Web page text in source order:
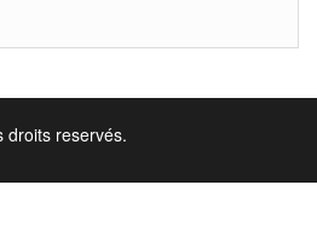
droits reservés.